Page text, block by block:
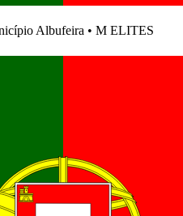
Albufeira • M ELITES